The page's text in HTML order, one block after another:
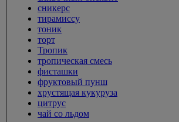
сникерс
тирамиссу
тоник
торт
Тропик
тропическая смесь
фисташки
фруктовый пунш
хрустящая кукуруза
цитрус
чай со льдом